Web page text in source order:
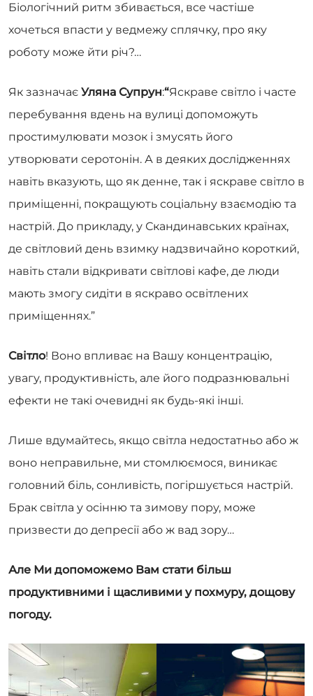
Біологічний ритм збивається, все частіше
хочеться впасти у ведмежу сплячку, про яку
роботу може йти річ?…
Як зазначає Уляна Супрун:“Яскраве світло і часте
перебування вдень на вулиці допоможуть
простимулювати мозок і змусять його
утворювати серотонін. А в деяких дослідженнях
навіть вказують, що як денне, так і яскраве світло в
приміщенні, покращують соціальну взаємодію та
настрій. До прикладу, у Скандинавських країнах,
де світловий день взимку надзвичайно короткий,
навіть стали відкривати світлові кафе, де люди
мають змогу сидіти в яскраво освітлених
приміщеннях.”
Світло! Воно впливає на Вашу концентрацію,
увагу, продуктивність, але його подразнювальні
ефекти не такі очевидні як будь-які інші.
Лише вдумайтесь, якщо світла недостатньо або ж
воно неправильне, ми стомлюємося, виникає
головний біль, сонливість, погіршується настрій.
Брак світла у осінню та зимову пору, може
призвести до депресії або ж вад зору…
Але Ми допоможемо Вам стати більш
продуктивними і щасливими у похмуру, дощову
погоду.